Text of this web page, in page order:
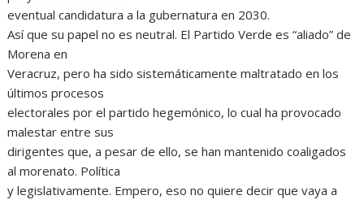
eventual candidatura a la gubernatura en 2030.
Así que su papel no es neutral. El Partido Verde es “aliado” de
Morena en
Veracruz, pero ha sido sistemáticamente maltratado en los
últimos procesos
electorales por el partido hegemónico, lo cual ha provocado
malestar entre sus
dirigentes que, a pesar de ello, se han mantenido coaligados
al morenato. Política
y legislativamente. Empero, eso no quiere decir que vaya a